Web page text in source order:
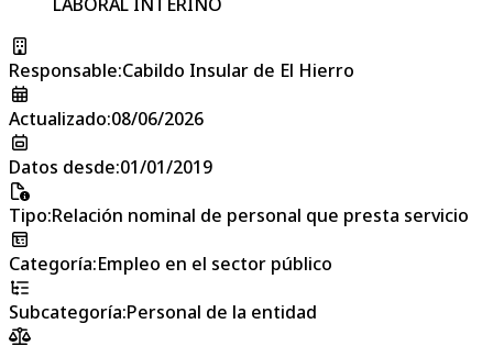
Responsable:Cabildo Insular de El Hierro
Actualizado:08/06/2026
Datos desde:01/01/2019
Tipo:Relación nominal de personal que presta servicio
Categoría:Empleo en el sector público
Subcategoría:Personal de la entidad